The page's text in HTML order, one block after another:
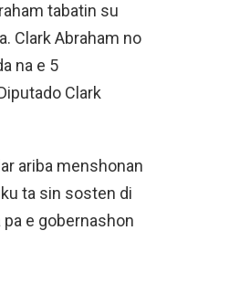
tabatin su
Clark Abraham no
na e 5
Clark
ariba menshonan
ta sin sosten di
e gobernashon